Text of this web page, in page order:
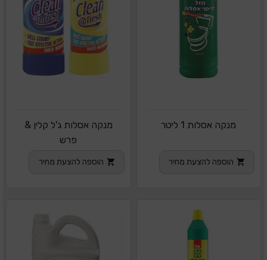
מנקה אסלות 1 ליטר
הוספה להצעת מחיר
מנקה אסלות ג'ל קלין &
פרש
הוספה להצעת מחיר